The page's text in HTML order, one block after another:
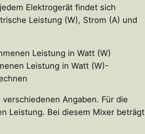
Elektrogerät findet sich
Leistung (W), Strom (A) und
Leistung in Watt (W)-
Angaben. Für die
Leistung. Bei diesem Mixer beträgt